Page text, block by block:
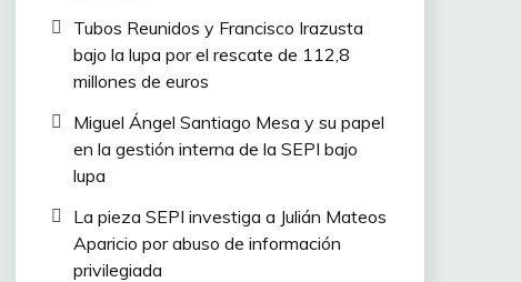
Tubos Reunidos y Francisco Irazusta
bajo la lupa por el rescate de 112,8
millones de euros
Miguel Ángel Santiago Mesa y su papel
en la gestión interna de la SEPI bajo
lupa
La pieza SEPI investiga a Julián Mateos
Aparicio por abuso de información
privilegiada